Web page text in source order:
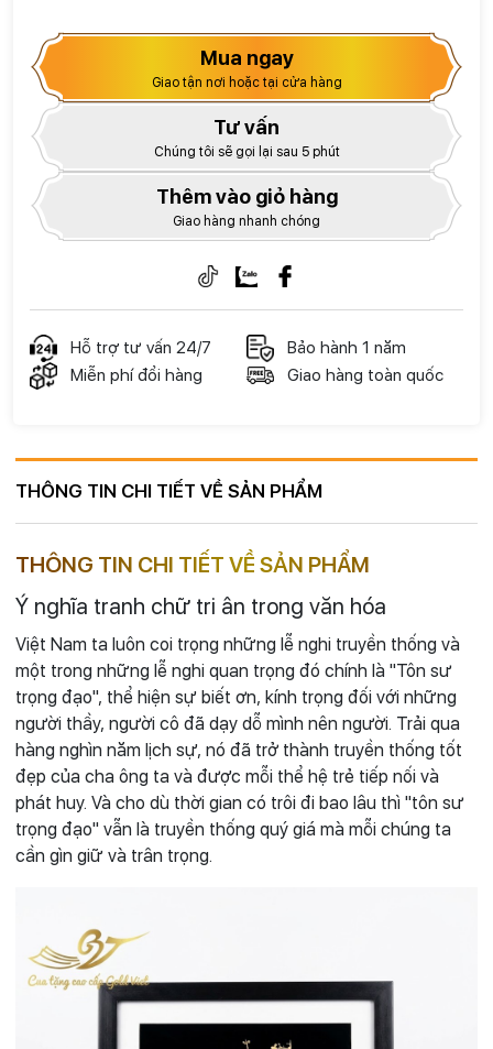
Mua ngay
Giao tận nơi hoặc tại cửa hàng
Tư vấn
Chúng tôi sẽ gọi lại sau 5 phút
Thêm vào giỏ hàng
Giao hàng nhanh chóng
Hỗ trợ tư vấn 24/7
Bảo hành 1 năm
Miễn phí đổi hàng
Giao hàng toàn quốc
THÔNG TIN CHI TIẾT VỀ SẢN PHẨM
THÔNG TIN CHI TIẾT VỀ SẢN PHẨM
Ý nghĩa tranh chữ tri ân trong văn hóa
Việt Nam ta luôn coi trọng những lễ nghi truyền thống và
một trong những lễ nghi quan trọng đó chính là "Tôn sư
trọng đạo", thể hiện sự biết ơn, kính trọng đối với những
người thầy, người cô đã dạy dỗ mình nên người. Trải qua
hàng nghìn năm lịch sự, nó đã trở thành truyền thống tốt
đẹp của cha ông ta và được mỗi thể hệ trẻ tiếp nối và
phát huy. Và cho dù thời gian có trôi đi bao lâu thì "tôn sư
trọng đạo" vẫn là truyền thống quý giá mà mỗi chúng ta
cần gìn giữ và trân trọng.